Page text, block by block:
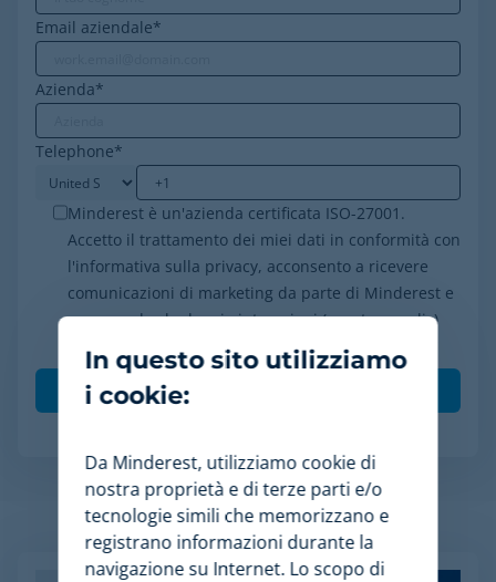
Email aziendale*
Azienda*
Telephone*
Minderest è un'azienda certificata ISO-27001.
Accetto il trattamento dei miei dati in conformità con
l'informativa sulla privacy, acconsento a ricevere
comunicazioni di marketing da parte di Minderest e
comprendo che le mie interazioni (aperture e clic)
saranno tracciate per personalizzare i contenuti.
Articoli Relazionati
In questo sito utilizziamo
i cookie:
Da Minderest, utilizziamo cookie di
nostra proprietà e di terze parti e/o
tecnologie simili che memorizzano e
registrano informazioni durante la
navigazione su Internet. Lo scopo di